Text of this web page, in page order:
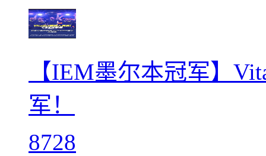
【IEM墨尔本冠军】
军！
8728